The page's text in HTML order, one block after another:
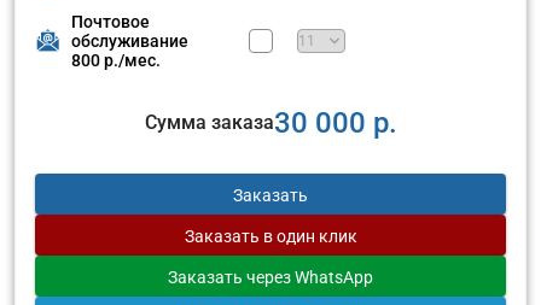
Почтовое
обслуживание
800 р./мес.
Сумма заказа30 000 р.
Заказать
Заказать в один клик
Заказать через WhatsApp